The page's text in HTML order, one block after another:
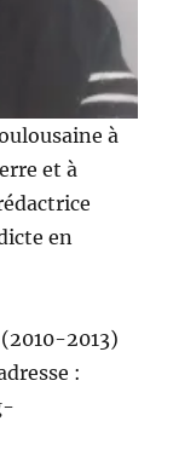
à
et à
en
2013)
: